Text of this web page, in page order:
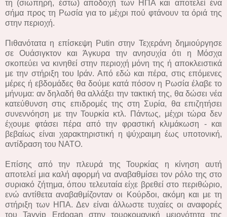
τη (σιωπηρή, έστω) αποδοχή των ΗΠΑ και αποτελεί ένα
σήμα προς τη Ρωσία για το μέχρι πού φτάνουν τα όριά της
στην περιοχή.
Πιθανότατα η επίσκεψη Putin στην Τεχεράνη δημιούργησε
σε Ουάσιγκτον και Άγκυρα την ανησυχία ότι η Μόσχα
σκοπεύει να κινηθεί στην περιοχή μόνη της ή αποκλειστικά
με την στήριξη του Ιράν. Από εδώ και πέρα, στις επόμενες
μέρες ή εβδομάδες θα δούμε κατά πόσον η Ρωσία έλαβε το
μήνυμα: αν δηλαδή θα αλλάξει την τακτική της, θα δώσει νέα
κατεύθυνση στις επιδρομές της στη Συρία, θα επιζητήσει
συνεννόηση με την Τουρκία κτλ. Πάντως, μέχρι τώρα δεν
έχουμε φτάσει πέρα από την φραστική κλιμάκωση - και
βεβαίως είναι χαρακτηριστική η ψύχραιμη έως υποτονική,
αντίδραση του ΝΑΤΟ.
Επίσης από την πλευρά της Τουρκίας η κίνηση αυτή
αποτελεί μια καλή αφορμή να αναβαθμίσει τον ρόλο της στο
συριακό ζήτημα, όπου τελευταία είχε βρεθεί στο περιθώριο,
ενώ αντίθετα αναβαθμίζονταν οι Κούρδοι, ακόμη και με τη
στήριξη των ΗΠΑ. Δεν είναι άλλωστε τυχαίες οι αναφορές
του Tayyip Erdogan στην τουρκομανική μειονότητα της